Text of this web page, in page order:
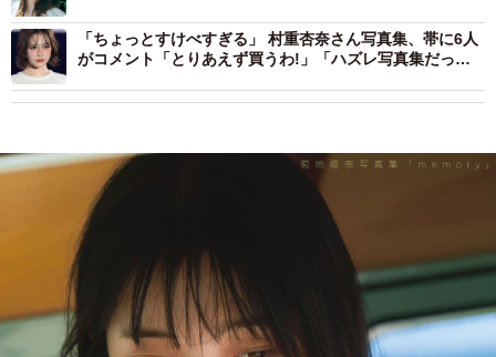
「ちょっとすけべすぎる」 村重杏奈さん写真集、帯に6人
がコメント「とりあえず買うわ!」「ハズレ写真集だった